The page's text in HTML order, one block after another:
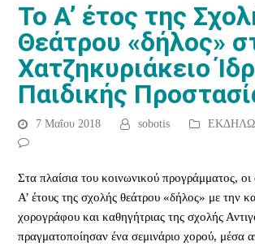
Το Α’ έτος της
Θεάτρου «δήλος»
Χατζηκυριάκειο
Παιδικής
7 Μαΐου 2018 sobotis
Στα πλαίσια του κοινωνικού προγράμματος,
Α’ έτους της σχολής θεάτρου «δήλος» με την
χορογράφου και καθηγήτριας της σχολής
πραγματοποίησαν ένα σεμινάριο χορού, μέσα